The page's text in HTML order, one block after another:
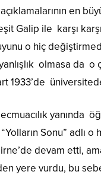
en
Galip ile karşı
o hiç
olmasa da o
1933’de
yanında
“Yolların Sonu”
devam etti,
yere vurdu, bu